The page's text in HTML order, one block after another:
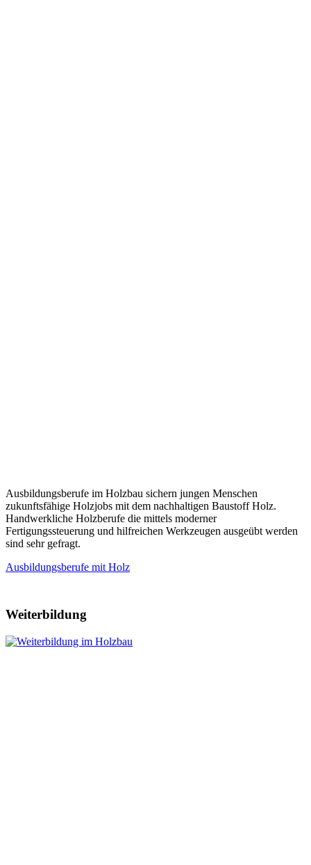
Ausbildungsberufe im Holzbau sichern jungen Menschen
zukunftsfähige Holzjobs mit dem nachhaltigen Baustoff Holz.
Handwerkliche Holzberufe die mittels moderner
Fertigungssteuerung und hilfreichen Werkzeugen ausgeübt werden
sind sehr gefragt.
Ausbildungsberufe mit Holz
Weiterbildung